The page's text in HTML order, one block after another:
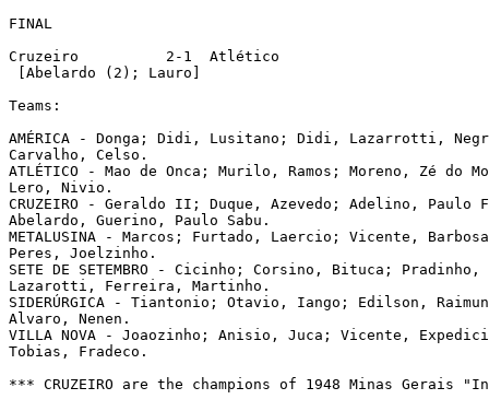
FINAL
Cruzeiro	  2-1  Atlético
[Abelardo (2); Lauro]
Teams:
AMÉRICA - Donga; Didi, Lusitano; Didi, Lazarrotti,
Carvalho, Celso.
ATLÉTICO - Mao de Onca; Murilo, Ramos; Moreno, Zé
Lero, Nivio.
CRUZEIRO - Geraldo II; Duque, Azevedo; Adelino,
Abelardo, Guerino, Paulo Sabu.
METALUSINA - Marcos; Furtado, Laercio; Vicente,
Peres, Joelzinho.
SETE DE SETEMBRO - Cicinho; Corsino, Bituca;
Lazarotti, Ferreira, Martinho.
SIDERÚRGICA - Tiantonio; Otavio, Iango; Edilson,
Alvaro, Nenen.
VILLA NOVA - Joaozinho; Anisio, Juca; Vicente,
Tobias, Fradeco.